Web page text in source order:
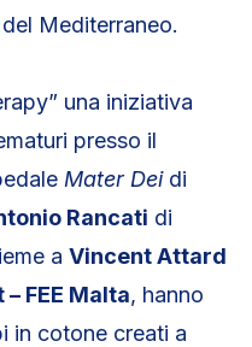
Mediterraneo.
una iniziativa
presso il
Mater Deidi
Rancati di
a Vincent Attard
FEE Malta, hanno
in cotone creati a